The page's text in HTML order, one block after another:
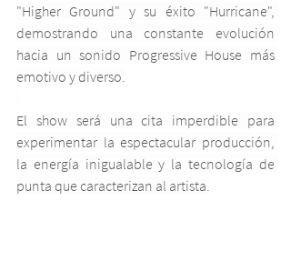
"Higher Ground" y su éxito "Hurricane",
demostrando una constante evolución
hacia un sonido Progressive House más
emotivo y diverso.
El show será una cita imperdible para
experimentar la espectacular producción,
la energía inigualable y la tecnología de
punta que caracterizan al artista.